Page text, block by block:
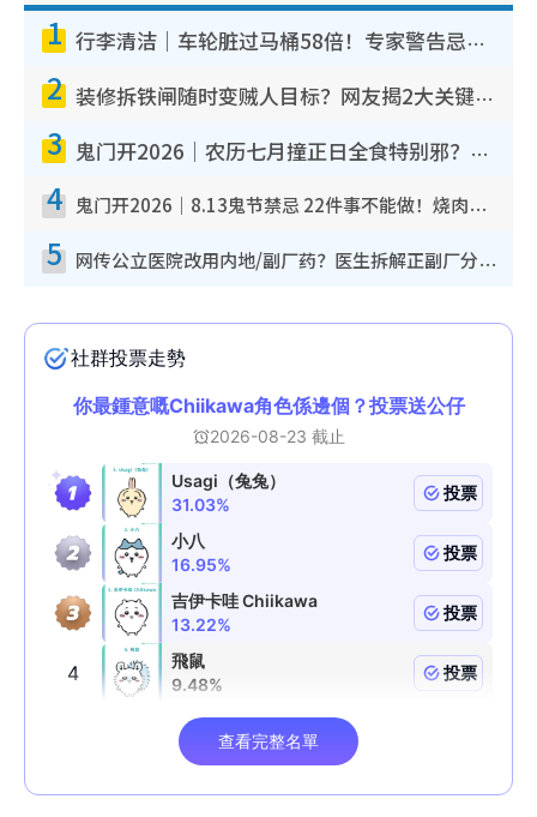
1 行李清洁｜车轮脏过马桶58倍！专家警告忌用酒精擦 教1招免脏手除菌
2 装修拆铁闸随时变贼人目标？网友揭2大关键用途：装新款等于白装？附新旧铁闸分别
3 鬼门开2026｜农历七月撞正日全食特别邪？专家警告切忌做一事！揭4大禁忌+2招保平安
4 鬼门开2026｜8.13鬼节禁忌 22件事不能做！烧肉、刺身要少食？半夜勿吹口哨/打给个电话
5 网传公立医院改用内地/副厂药？医生拆解正副厂分别，揭4类人换药随时出事